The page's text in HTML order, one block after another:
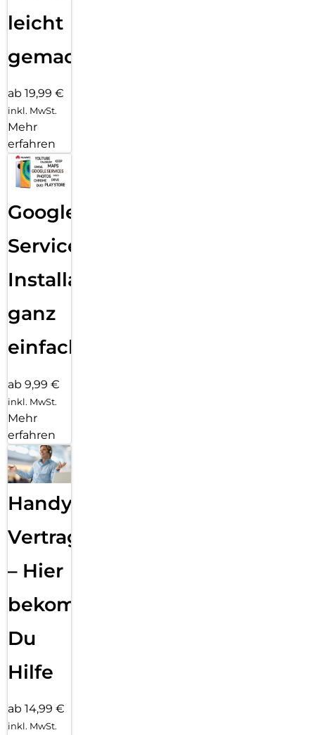
Koppeln. In deinem Samsung Galaxy Ecosystem bist du
vernetzt, smart organisiert und immer bereit für Neues.
leicht
gemacht!
ab 19,99 €
inkl. MwSt.
Mehr
erfahren
Google
Services
Installation
ganz
einfach
ab 9,99 €
inkl. MwSt.
Mehr
erfahren
Handy
Vertragsabwicklung
– Hier
bekommst
Du
Hilfe
ab 14,99 €
inkl. MwSt.